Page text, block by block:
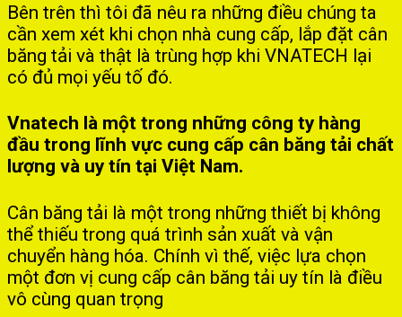
Bên trên thì tôi đã nêu ra những điều chúng ta
cần xem xét khi chọn nhà cung cấp, lắp đặt cân
băng tải và thật là trùng hợp khi VNATECH lại
có đủ mọi yếu tố đó.
Vnatech là một trong những công ty hàng
đầu trong lĩnh vực cung cấp cân băng tải chất
lượng và uy tín tại Việt Nam.
Cân băng tải là một trong những thiết bị không
thể thiếu trong quá trình sản xuất và vận
chuyển hàng hóa. Chính vì thế, việc lựa chọn
một đơn vị cung cấp cân băng tải uy tín là điều
vô cùng quan trọng